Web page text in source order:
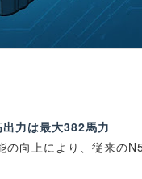
出力は最大382馬力
の向上により、従来の